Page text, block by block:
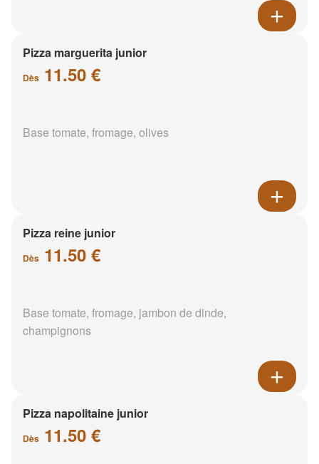
Pizza marguerita junior
Dès 11.50 €
Base tomate, fromage, olives
Pizza reine junior
Dès 11.50 €
Base tomate, fromage, jambon de dinde,
champignons
Pizza napolitaine junior
Dès 11.50 €